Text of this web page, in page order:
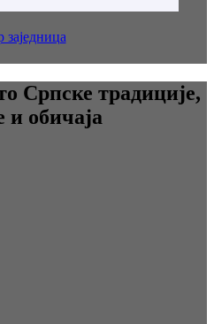
заједница
традиције,
и обичаја